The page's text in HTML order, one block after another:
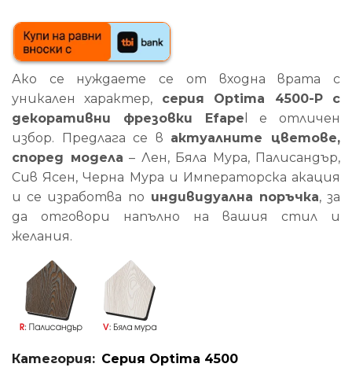
Ако се нуждаете се от входна врата с
уникален характер, серия Optima 4500-P с
декоративни фрезовки Efape l е отличен
избор. Предлага се в актуалните цветове,
според модела – Лен, Бяла Мура, Палисандър,
Сив Ясен, Черна Мура и Императорска акация
и се изработва по индивидуална поръчка, за
да отговори напълно на вашия стил и
желания.
Категория: Серия Optima 4500